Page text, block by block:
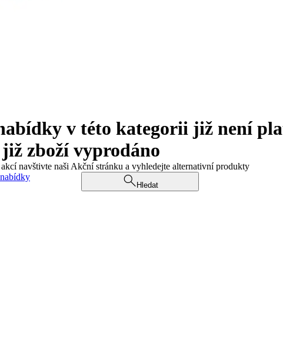
v této kategorii již není
již zboží vyprodáno
navštivte naši Akční stránku a vyhledejte alternativní produkty
Hledat